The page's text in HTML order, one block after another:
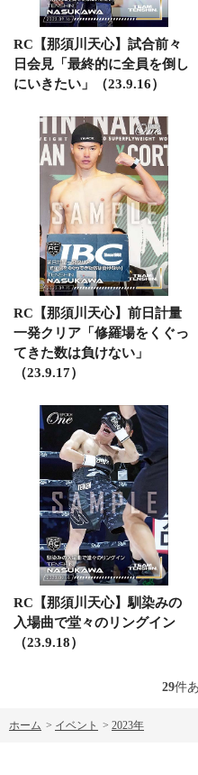
RC【那須川天心】試合前々
日会見「最終的に全員を倒し
にいきたい」（23.9.16）
RC【那須川天心】前日計量
一発クリア「修羅場をくぐっ
てきた数は負けない」
（23.9.17）
RC【那須川天心】馴染みの
入場曲で堂々のリングイン
（23.9.18）
29件
ホーム > イベント > 2023年